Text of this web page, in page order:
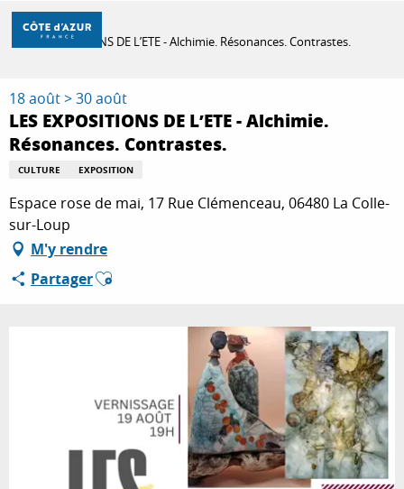
Aller
contenu
DÉCOUVRIR
À FAIRE
SÉJOURNER
Accueil
LES EXPOSITIONS DE L’ETE - Alchimie. Résonances. Contrastes.
18 août > 30 août
LES EXPOSITIONS DE L’ETE - Alchimie.
Résonances. Contrastes.
CULTURE EXPOSITION
Espace rose de mai, 17 Rue Clémenceau, 06480 La Colle-
sur-Loup
M'y rendre
PartagerAjouter aux favoris